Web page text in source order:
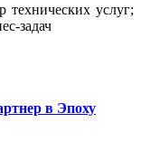
технических услуг;
задач
в Эпоху